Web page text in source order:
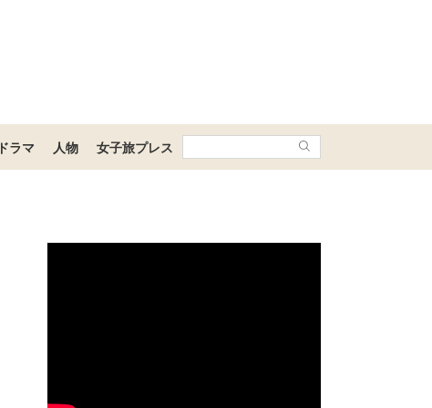
ドラマ 人物 女子旅プレス